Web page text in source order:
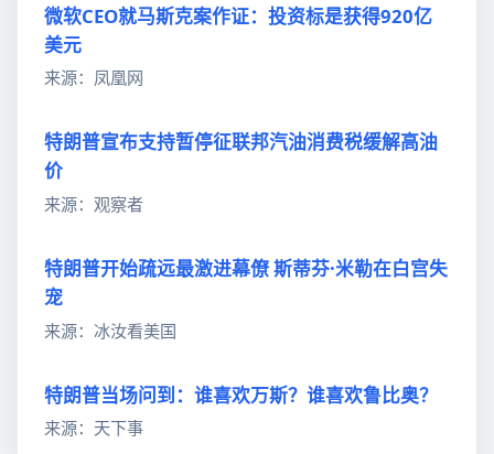
微软CEO就马斯克案作证：投资标是获得920亿
美元
来源：凤凰网
特朗普宣布支持暂停征联邦汽油消费税缓解高油
价
来源：观察者
特朗普开始疏远最激进幕僚 斯蒂芬·米勒在白宫失
宠
来源：冰汝看美国
特朗普当场问到：谁喜欢万斯？谁喜欢鲁比奥？
来源：天下事